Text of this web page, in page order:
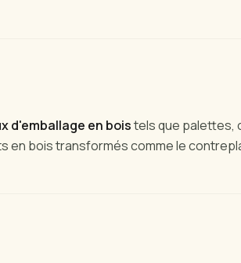
d'emballage en boistels que palettes,
en bois transformés comme le